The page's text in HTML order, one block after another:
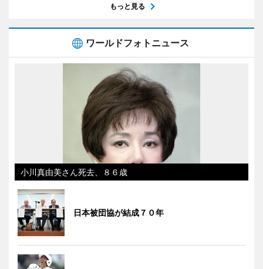
もっと見る
ワールドフォトニュース
小川真由美さん死去、８６歳
日本被団協が結成７０年